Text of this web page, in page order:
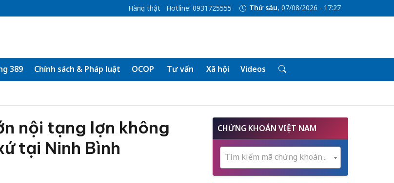
Hàng thật Hotline: 0931725555 Thứ sáu, 07/08/2026 - 17:27
389 Chính sách & Pháp luật OCOP Tư vấn Xã hội Videos
nội tạng lợn không
tại Ninh Bình
CHỨNG KHOÁN VIỆT NAM
Tìm kiếm mã chứng khoán...